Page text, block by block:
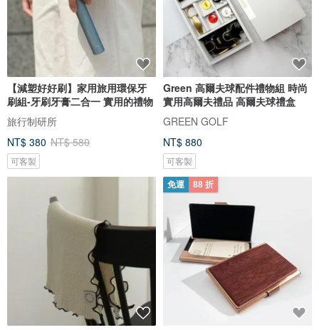
【減塑好好刷】家用旅用環保牙
刷組-牙刷牙膏二合一 實用的禮物
旅行制研所
NT$ 380 NT$ 580
可客製
Green 高爾夫球配件禮物組 時尚
實用高爾夫禮品 高爾夫球禮盒
GREEN GOLF
NT$ 880
可客製
免運 88 折